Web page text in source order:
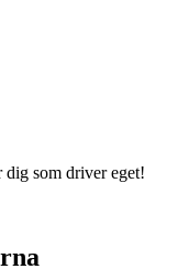
dig som driver eget!